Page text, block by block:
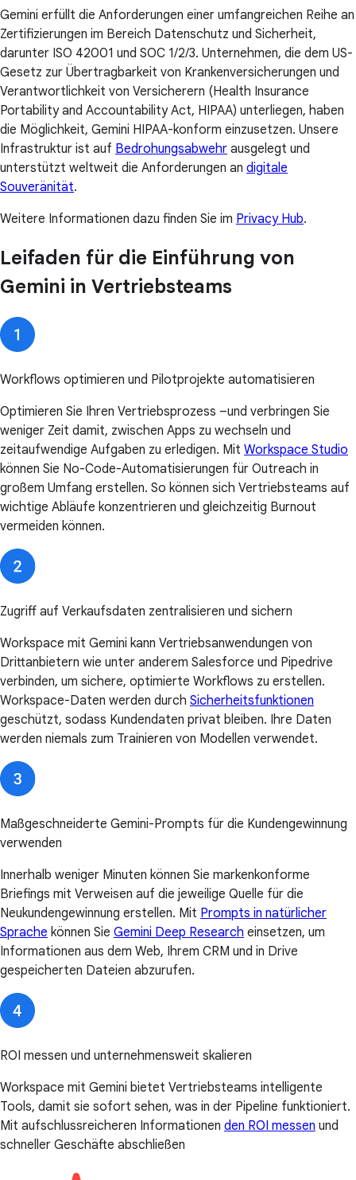
Gemini erfüllt die Anforderungen einer umfangreichen Reihe an
Zertifizierungen im Bereich Datenschutz und Sicherheit,
darunter ISO 42001 und SOC 1/2/3. Unternehmen, die dem US-
Gesetz zur Übertragbarkeit von Krankenversicherungen und
Verantwortlichkeit von Versicherern (Health Insurance
Portability and Accountability Act, HIPAA) unterliegen, haben
die Möglichkeit, Gemini HIPAA-konform einzusetzen. Unsere
Infrastruktur ist auf Bedrohungsabwehr ausgelegt und
unterstützt weltweit die Anforderungen an digitale
Souveränität.
Weitere Informationen dazu finden Sie im Privacy Hub.
Leifaden für die Einführung von
Gemini in Vertriebsteams
Workflows optimieren und Pilotprojekte automatisieren
Optimieren Sie Ihren Vertriebsprozess –und verbringen Sie
weniger Zeit damit, zwischen Apps zu wechseln und
zeitaufwendige Aufgaben zu erledigen. Mit Workspace Studio
können Sie No-Code-Automatisierungen für Outreach in
großem Umfang erstellen. So können sich Vertriebsteams auf
wichtige Abläufe konzentrieren und gleichzeitig Burnout
vermeiden können.
Zugriff auf Verkaufsdaten zentralisieren und sichern
Workspace mit Gemini kann Vertriebsanwendungen von
Drittanbietern wie unter anderem Salesforce und Pipedrive
verbinden, um sichere, optimierte Workflows zu erstellen.
Workspace-Daten werden durch Sicherheitsfunktionen
geschützt, sodass Kundendaten privat bleiben. Ihre Daten
werden niemals zum Trainieren von Modellen verwendet.
Maßgeschneiderte Gemini-Prompts für die Kundengewinnung
verwenden
Innerhalb weniger Minuten können Sie markenkonforme
Briefings mit Verweisen auf die jeweilige Quelle für die
Neukundengewinnung erstellen. Mit Prompts in natürlicher
Sprache können Sie Gemini Deep Research einsetzen, um
Informationen aus dem Web, Ihrem CRM und in Drive
gespeicherten Dateien abzurufen.
ROI messen und unternehmensweit skalieren
Workspace mit Gemini bietet Vertriebsteams intelligente
Tools, damit sie sofort sehen, was in der Pipeline funktioniert.
Mit aufschlussreicheren Informationen den ROI messen und
schneller Geschäfte abschließen